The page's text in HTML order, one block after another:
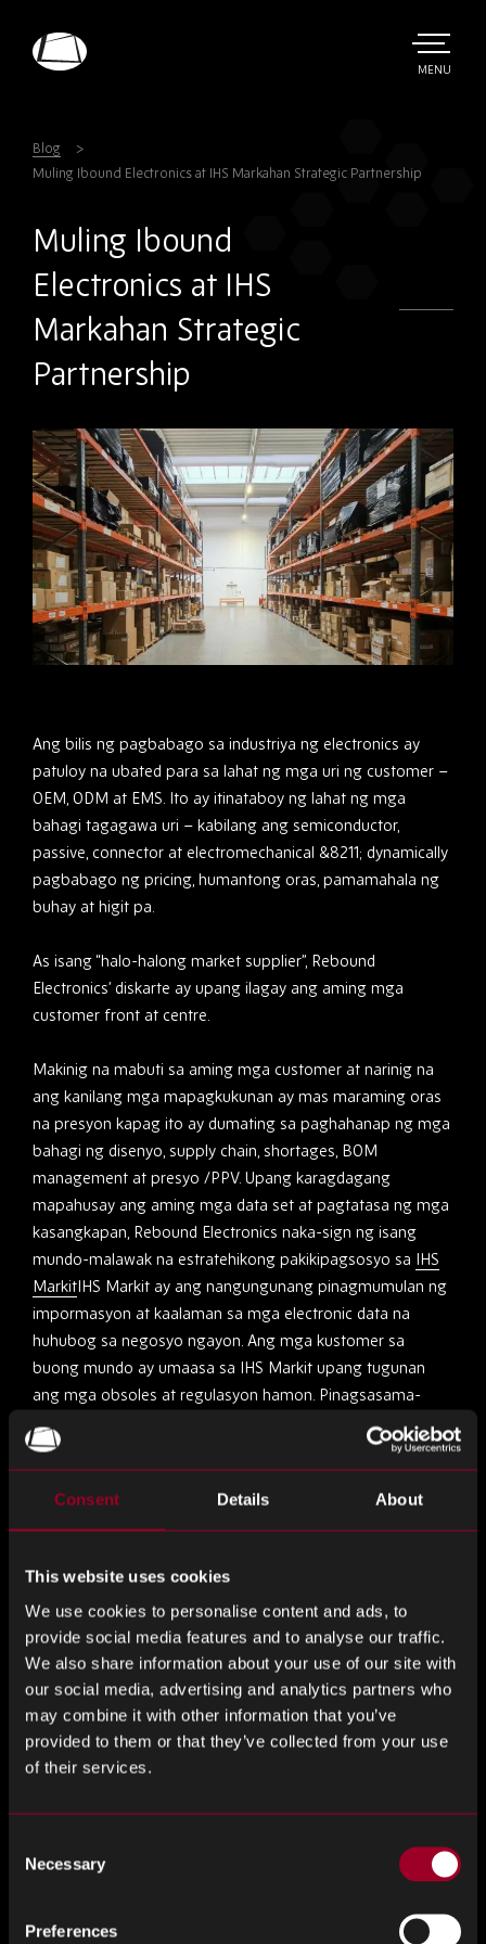
Consent Details About
This website uses cookies
We use cookies to personalise content and ads, to
provide social media features and to analyse our traffic.
We also share information about your use of our site with
our social media, advertising and analytics partners who
may combine it with other information that you’ve
provided to them or that they’ve collected from your use
of their services.
Selection
Necessary
Preferences
TOGGLE
MENU
Blog
Muling Ibound Electronics at IHS Markahan Strategic Partnership
Muling Ibound
Electronics at IHS
Markahan Strategic
Partnership
Ang bilis ng pagbabago sa industriya ng electronics ay
patuloy na ubated para sa lahat ng mga uri ng customer –
OEM, ODM at EMS. Ito ay itinataboy ng lahat ng mga
bahagi tagagawa uri – kabilang ang semiconductor,
passive, connector at electromechanical &8211; dynamically
pagbabago ng pricing, humantong oras, pamamahala ng
buhay at higit pa.
As isang “halo-halong market supplier”, Rebound
Electronics’ diskarte ay upang ilagay ang aming mga
customer front at centre.
Makinig na mabuti sa aming mga customer at narinig na
ang kanilang mga mapagkukunan ay mas maraming oras
na presyon kapag ito ay dumating sa paghahanap ng mga
bahagi ng disenyo, supply chain, shortages, BOM
management at presyo /PPV. Upang karagdagang
mapahusay ang aming mga data set at pagtatasa ng mga
kasangkapan, Rebound Electronics naka-sign ng isang
mundo-malawak na estratehikong pakikipagsosyo sa IHS
MarkitIHS Markit ay ang nangungunang pinagmumulan ng
impormasyon at kaalaman sa mga electronic data na
huhubog sa negosyo ngayon. Ang mga kustomer sa
buong mundo ay umaasa sa IHS Markit upang tugunan
ang mga obsoles at regulasyon hamon. Pinagsasama-
sama nito ang pinakamatinding katalinuhan sa
pinakamalawak na hanay ng mga industriya at pamilihan.
IHS Markit ay isang dynamic na koponan na kinabibilangan
ng higit sa 50,000 mga kliyente sa mahigit 140 bansa at
80% ng Fortune Global 500 kumpanya.
This kapana-panabik na bagong estratehikong
pakikipagsosyo sa pagitan ng Rebound Electronics at IHS
Markit ay magbibigay-kakayahan sa amin upang mapabilis
ang pagpapahusay ng aming proprietary IT platform at
samakatuwid kahit na mas mahusay na address ang mga
pangangailangan na ipinahayag ng aming mga customer,
habang patuloy naming lumalago ang aming merkado
ibahagi sa Asya, Europa at ang mga lupain ng Amerika.
Solusyon sa IHS Markit, “Kami ay lubhang nasasabik sa
maaaring magbigay ng kapangyarihan Reboundbound’s